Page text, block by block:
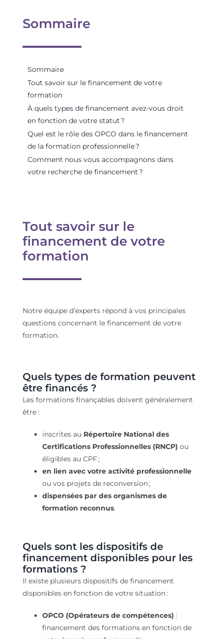
Sommaire
Sommaire
Tout savoir sur le financement de votre
formation
À quels types de financement avez-vous droit
en fonction de votre statut ?
Quel est le rôle des OPCO dans le financement
de la formation professionnelle?
Comment nous vous accompagnons dans
votre recherche de financement?
Tout savoir sur le
financement de votre
formation
Notre équiped’experts répond à vos principales
questions concernant le financement de votre
formation.
Quels types de formation peuvent
être financés ?
Les formations finançables doivent généralement
être :
inscrites au Répertoire National des
Certifications Professionnelles (RNCP) ou
éligibles au CPF ;
en lien avec votre activité professionnelle
ou vos projets de reconversion ;
dispensées par des organismes de
formation reconnus.
Quels sont les dispositifs de
financement disponibles pour les
formations ?
Il existe plusieurs dispositifs de financement
disponibles en fonction de votre situation :
OPCO (Opérateurs de compétences) :
financement des formations en fonction de